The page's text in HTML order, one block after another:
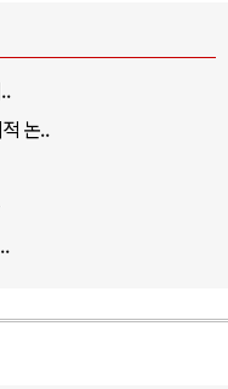
논..